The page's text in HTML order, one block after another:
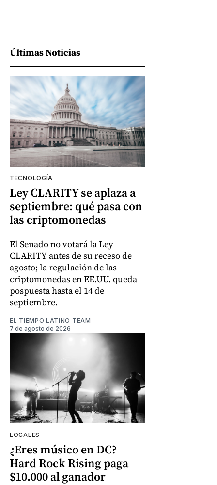
Últimas Noticias
TECNOLOGÍA
Ley CLARITY se aplaza a
septiembre: qué pasa con
las criptomonedas
El Senado no votará la Ley
CLARITY antes de su receso de
agosto; la regulación de las
criptomonedas en EE.UU. queda
pospuesta hasta el 14 de
septiembre.
EL TIEMPO LATINO TEAM
7 de agosto de 2026
LOCALES
¿Eres músico en DC?
Hard Rock Rising paga
$10.000 al ganador